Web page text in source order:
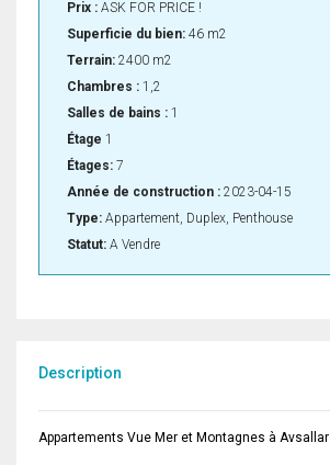
Prix : ASK FOR PRICE !
Superficie du bien: 46 m2
Terrain: 2400 m2
Chambres : 1,2
Salles de bains : 1
Étage 1
Étages: 7
Année de construction : 2023-04-15
Type: Appartement, Duplex, Penthouse
Statut: A Vendre
Description
Appartements Vue Mer et Montagnes à Avsallar